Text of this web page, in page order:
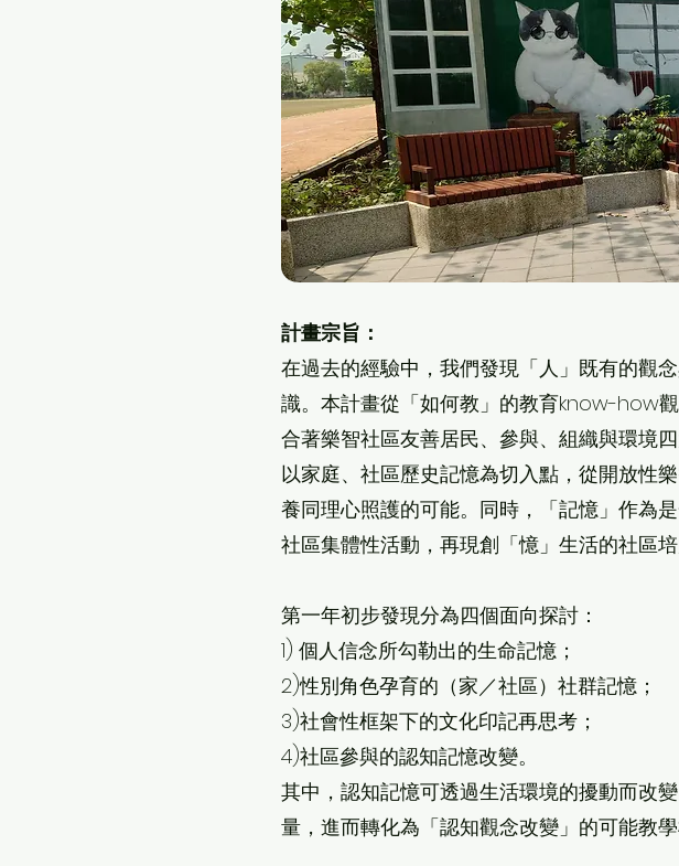
計畫宗旨：
在過去的經驗中，我們發現「人」既有的觀
識。本計畫從「如何教」的教育know-how
合著樂智社區友善居民、參與、組織與環境
以家庭、社區歷史記憶為切入點，從開放性
養同理心照護的可能。同時，「記憶」作為
社區集體性活動，再現創「憶」生活的社區培
第一年初步發現分為四個面向探討：
1) 個人信念所勾勒出的生命記憶；
2)性別角色孕育的（家／社區）社群記憶；
3)社會性框架下的文化印記再思考；
4)社區參與的認知記憶改變。
其中，認知記憶可透過生活環境的擾動而改
量，進而轉化為「認知觀念改變」的可能教學